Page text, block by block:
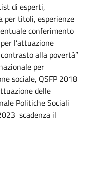
di esperti,
per titoli, esperienze
conferimento
l’attuazione
alla povertà”
per
sociale, QSFP 2018
delle
Politiche Sociali
scadenza il